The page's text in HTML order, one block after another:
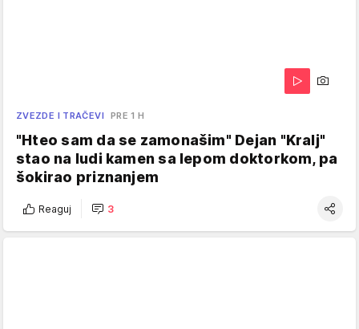
ZVEZDE I TRAČEVI PRE 1 H
"Hteo sam da se zamonašim" Dejan "Kralj"
stao na ludi kamen sa lepom doktorkom, pa
šokirao priznanjem
Reaguj 3